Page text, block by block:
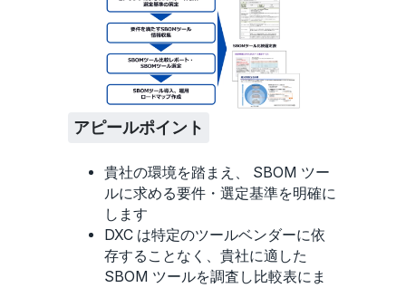
アピールポイント
貴社の環境を踏まえ、 SBOM ツー
ルに求める要件・選定基準を明確に
します
DXC は特定のツールベンダーに依
存することなく、貴社に適した
SBOM ツールを調査し比較表にま